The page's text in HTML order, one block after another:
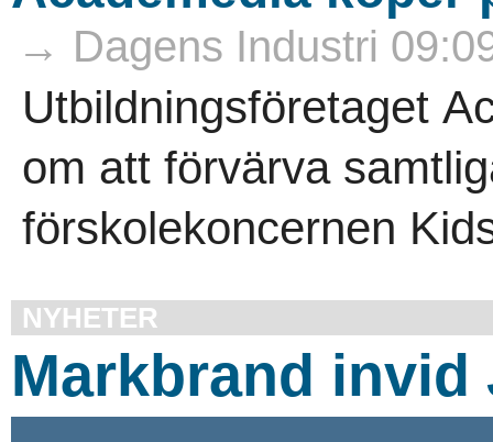
→ Dagens Industri
Utbildningsföretaget
om att förvärva
förskolekoncernen
NYHETER
Markbrand invid